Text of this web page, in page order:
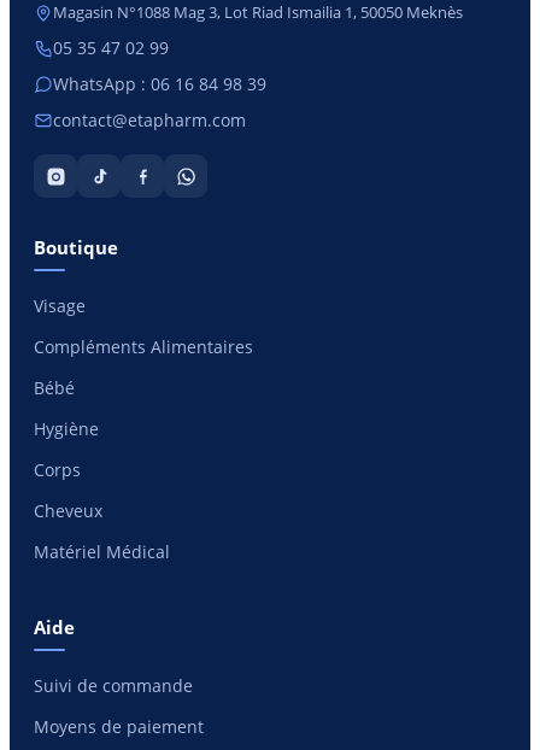
Magasin N°1088 Mag 3, Lot Riad Ismailia 1, 50050 Meknès
05 35 47 02 99
WhatsApp : 06 16 84 98 39
contact@etapharm.com
Boutique
Visage
Compléments Alimentaires
Bébé
Hygiène
Corps
Cheveux
Matériel Médical
Aide
Suivi de commande
Moyens de paiement